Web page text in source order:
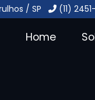
/ SP (11)
Home